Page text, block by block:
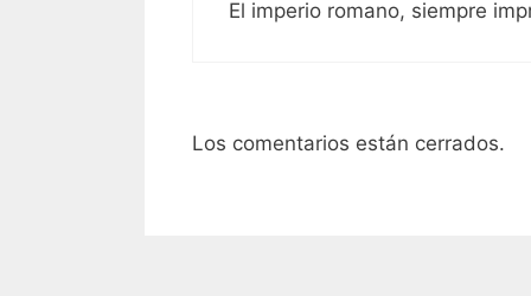
El imperio romano, siempre
Los comentarios están cerrados.